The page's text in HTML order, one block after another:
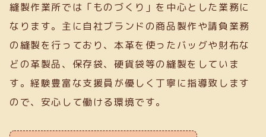
縫製作業所では「ものづくり」を中心とした業務に
なります。主に自社ブランドの商品製作や請負業務
の縫製を行っており、本革を使ったバッグや財布な
どの革製品、保存袋、硬貨袋等の縫製をしていま
す。経験豊富な支援員が優しく丁寧に指導致します
ので、安心して働ける環境です。